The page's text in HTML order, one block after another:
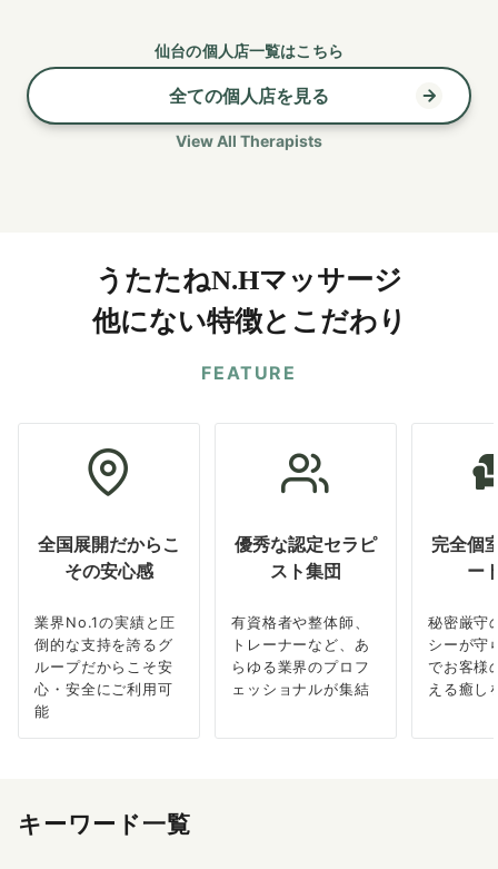
仙台の個人店一覧はこちら
全ての個人店を見る
View All Therapists
うたたねN.Hマッサージ
他にない特徴とこだわり
FEATURE
全国展開だからこ
その安心感
業界No.1の実績と圧
倒的な支持を誇るグ
ループだからこそ安
心・安全にご利用可
能
優秀な認定セラピ
スト集団
有資格者や整体師、
トレーナーなど、あ
らゆる業界のプロフ
ェッショナルが集結
完全個
ー
秘密厳守
シーが守
でお客様
える癒し
キーワード一覧